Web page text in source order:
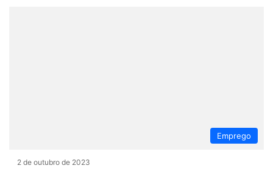
Emprego
2 de outubro de 2023